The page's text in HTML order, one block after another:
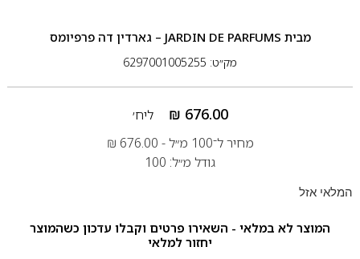
מבית JARDIN DE PARFUMS – גארדין דה פרפיומס
מק״ט: 6297001005255
₪ 676.00
ליח׳
מחיר ל־100 מ״ל -
₪ 676.00
גודל מ״ל: 100
המלאי אזל
המוצר לא במלאי - השאירו פרטים וקבלו עדכון כשהמוצר
יחזור למלאי